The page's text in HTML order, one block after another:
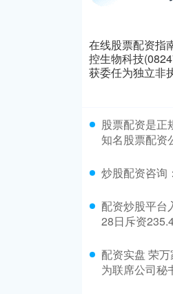
在线股票配资指
控生物科技
获委任为独立非
股票配资是正
知名股票配资
炒股配资咨询
配资炒股平台
28日斥资
配资实盘 荣
为联席公司秘